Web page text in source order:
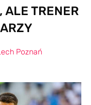
ALE TRENER
Poznań